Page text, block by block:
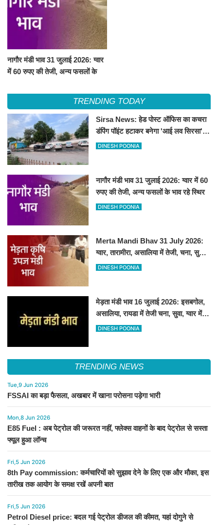
नागौर मंडी भाव 31 जुलाई 2026: ग्वार
में 60 रुपए की तेजी, अन्य फसलों के
TRENDING TODAY
Sirsa News: हेड पोस्ट ऑफिस का कचरा
डंपिंग पॉइंट हटाकर बनेगा 'आई लव सिरसा'
सेल्फी पॉइंट
DINESH POONIA
नागौर मंडी भाव 31 जुलाई 2026: ग्वार में 60
रुपए की तेजी, अन्य फसलों के भाव रहे स्थिर
DINESH POONIA
Merta Mandi Bhav 31 July 2026:
ग्वार, तारामीरा, असालिया में तेजी, चना, सुवा,
रायड़ा मंदे बिके
DINESH POONIA
मेड़ता मंडी भाव 16 जुलाई 2026: इसबगोल,
असालिया, रायडा में तेजी चना, सुवा, ग्वार में
आई गिरावट
DINESH POONIA
TRENDING NEWS
Tue,9 Jun 2026
FSSAI का बड़ा फैसला, अखबार में खाना परोसना पड़ेगा भारी
Mon,8 Jun 2026
E85 Fuel : अब पेट्रोल की जरूरत नहीं, फ्लेक्स वाहनों के बाद पेट्रोल से सस्ता
फ्यूल हुआ लॉन्च
Fri,5 Jun 2026
8th Pay commission: कर्मचारियों को सुझाव देने के लिए एक और मौका, इस
तारीख तक आयोग के समक्ष रखें अपनी बात
Fri,5 Jun 2026
Petrol Diesel price: बदल गई पेट्रोल डीजल की कीमत, यहां दोगुने से